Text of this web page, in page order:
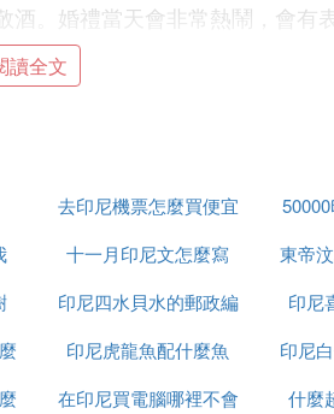
。婚禮當天會非常熱鬧，會有
們的現狀如何
妻子被他人搶走，經常將妻子
四年前16歲塞拉梅特，娶了
讀全文
去印尼機票怎麼買便宜
十一月印尼文怎麼寫
東帝
印尼四水貝水的郵政編
碼是多少
印尼
印尼虎龍魚配什麼魚
印尼
在印尼買電腦哪裡不會
什麼